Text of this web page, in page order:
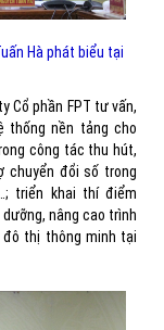
Hà phát biểu tại
Cổ phần FPT tư vấn,
thống nền tảng cho
công tác thu hút,
chuyển đổi số trong
triển khai thí điểm
nâng cao trình
đô thị thông minh tại